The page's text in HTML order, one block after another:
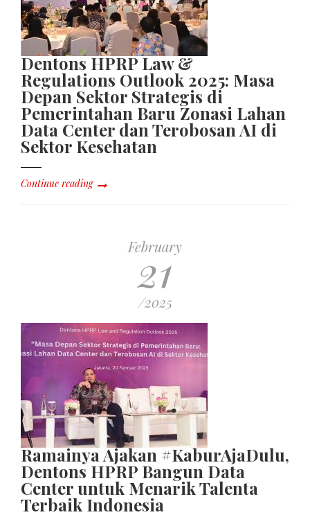
Dentons HPRP Law &
Regulations Outlook 2025: Masa
Depan Sektor Strategis di
Pemerintahan Baru Zonasi Lahan
Data Center dan Terobosan AI di
Sektor Kesehatan
Continue reading
February
21
/2025
Ramainya Ajakan #KaburAjaDulu,
Dentons HPRP Bangun Data
Center untuk Menarik Talenta
Terbaik Indonesia